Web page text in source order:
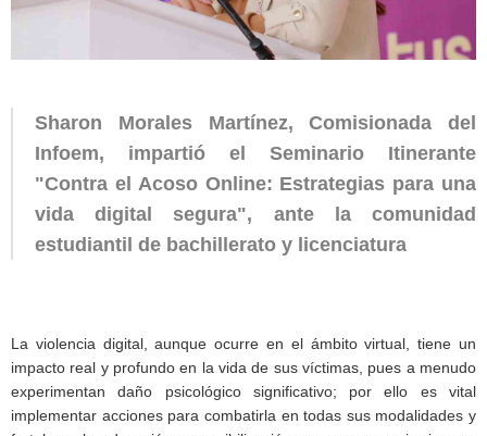
Sharon Morales Martínez, Comisionada del
Infoem, impartió el Seminario Itinerante
"Contra el Acoso Online: Estrategias para una
vida digital segura", ante la comunidad
estudiantil de bachillerato y licenciatura
La violencia digital, aunque ocurre en el ámbito virtual, tiene un
impacto real y profundo en la vida de sus víctimas, pues a menudo
experimentan daño psicológico significativo; por ello es vital
implementar acciones para combatirla en todas sus modalidades y